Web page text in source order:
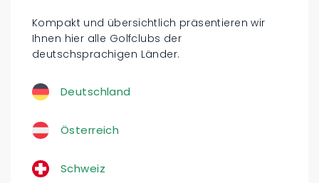
Kompakt und übersichtlich präsentieren wir
Ihnen hier alle Golfclubs der
deutschsprachigen Länder.
Deutschland
Österreich
Schweiz